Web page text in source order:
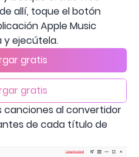
allí, toque el botón
Apple Music
y ejecútela.
gratis
gratis
canciones al convertidor
de cada título de